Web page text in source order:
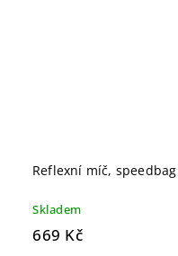
Reflexní míč, speedbag
Skladem
669 Kč